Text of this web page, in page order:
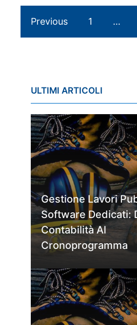
Previous 1 …
ULTIMI ARTICOLI
Gestione Lavori
Software Dedicati:
Contabilità Al
Cronoprogramma